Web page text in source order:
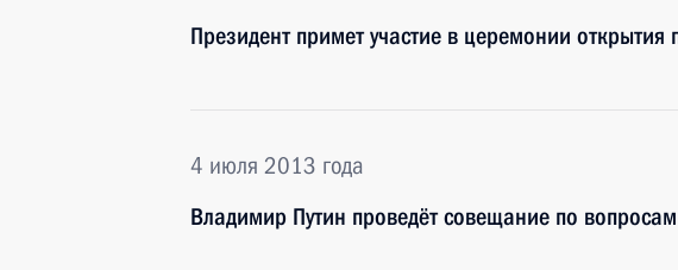
Президент примет участие в церемонии открытия
4 июля 2013 года
Владимир Путин проведёт совещание по